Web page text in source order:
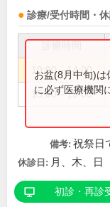
診療/受付時間・休
10:00～14:00
15:00～19:00
お盆(8月中旬)は
に必ず医療機関
備考: 祝祭日
休診日: 月、木、日
初診・再診